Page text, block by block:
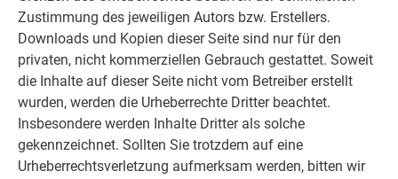
Zustimmung des jeweiligen Autors bzw. Erstellers.
Downloads und Kopien dieser Seite sind nur für den
privaten, nicht kommerziellen Gebrauch gestattet. Soweit
die Inhalte auf dieser Seite nicht vom Betreiber erstellt
wurden, werden die Urheberrechte Dritter beachtet.
Insbesondere werden Inhalte Dritter als solche
gekennzeichnet. Sollten Sie trotzdem auf eine
Urheberrechtsverletzung aufmerksam werden, bitten wir